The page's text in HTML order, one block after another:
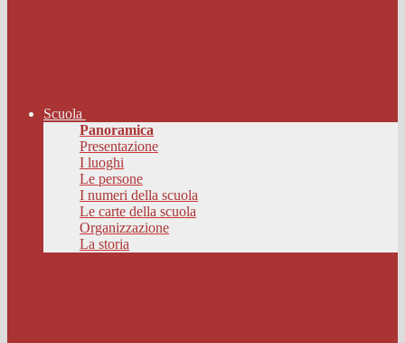
Scuola
Panoramica
Presentazione
I luoghi
Le persone
I numeri della scuola
Le carte della scuola
Organizzazione
La storia